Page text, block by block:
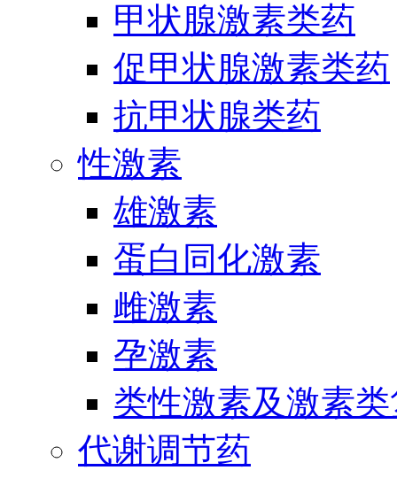
甲状腺激素类药
促甲状腺激素类药
抗甲状腺类药
性激素
雄激素
蛋白同化激素
雌激素
孕激素
类性激素及激素
代谢调节药